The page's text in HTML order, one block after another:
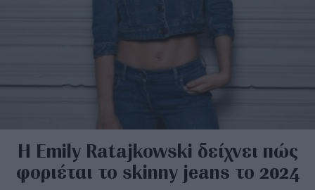
Η Emily Ratajkowski δείχνει πώς
φοριέται το skinny jeans το 2024